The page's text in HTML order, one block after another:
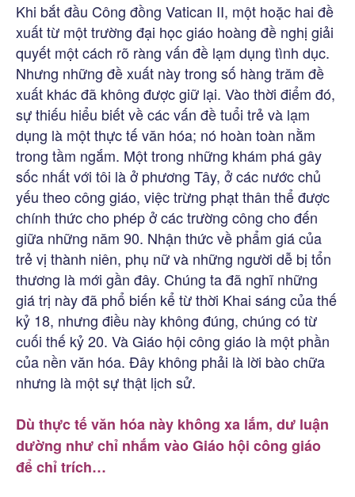
Khi bắt đầu Công đồng Vatican II, một hoặc hai đề
xuất từ một trường đại học giáo hoàng đề nghị giải
quyết một cách rõ ràng vấn đề lạm dụng tình dục.
Nhưng những đề xuất này trong số hàng trăm đề
xuất khác đã không được giữ lại. Vào thời điểm đó,
sự thiếu hiểu biết về các vấn đề tuổi trẻ và lạm
dụng là một thực tế văn hóa; nó hoàn toàn nằm
trong tầm ngắm. Một trong những khám phá gây
sốc nhất với tôi là ở phương Tây, ở các nước chủ
yếu theo công giáo, việc trừng phạt thân thể được
chính thức cho phép ở các trường công cho đến
giữa những năm 90. Nhận thức về phẩm giá của
trẻ vị thành niên, phụ nữ và những người dễ bị tổn
thương là mới gần đây. Chúng ta đã nghĩ những
giá trị này đã phổ biến kể từ thời Khai sáng của thế
kỷ 18, nhưng điều này không đúng, chúng có từ
cuối thế kỷ 20. Và Giáo hội công giáo là một phần
của nền văn hóa. Đây không phải là lời bào chữa
nhưng là một sự thật lịch sử.
Dù thực tế văn hóa này không xa lắm, dư luận
dường như chỉ nhắm vào Giáo hội công giáo
để chỉ trích…